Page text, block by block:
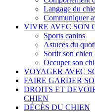
Langage du
Communiquer
VIVRE AVEC SON
Sports canins
Astuces du
Sortir son chien
Occuper son
VOYAGER AVEC
FAIRE GARDER
DROITS ET
CHIEN
DÉCÈS DU CHIEN